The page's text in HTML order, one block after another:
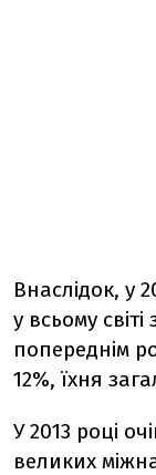
Внаслідок, у
у всьому
попереднім
12%, їхня
У 2013 році
великих